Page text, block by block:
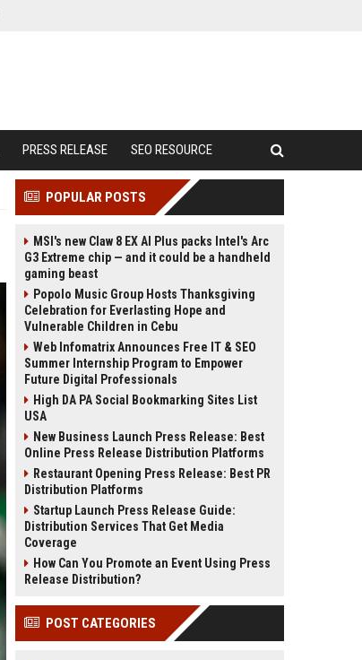
PRESS RELEASE SEO RESOURCE
POPULAR POSTS
MSI's new Claw 8 EX AI Plus packs Intel's Arc
G3 Extreme chip — and it could be a handheld
gaming beast
Popolo Music Group Hosts Thanksgiving
Celebration for Everlasting Hope and
Vulnerable Children in Cebu
Web Infomatrix Announces Free IT & SEO
Summer Internship Program to Empower
Future Digital Professionals
High DA PA Social Bookmarking Sites List
USA
New Business Launch Press Release: Best
Online Press Release Distribution Platforms
Restaurant Opening Press Release: Best PR
Distribution Platforms
Startup Launch Press Release Guide:
Distribution Services That Get Media
Coverage
How Can You Promote an Event Using Press
Release Distribution?
POST CATEGORIES